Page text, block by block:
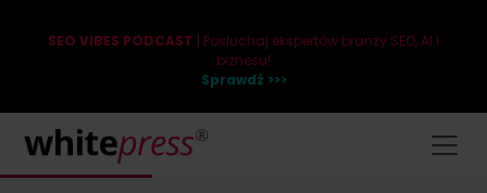
SEO VIBES PODCAST | Posłuchaj ekspertów branży SEO, AI i
biznesu!
Sprawdź >>>